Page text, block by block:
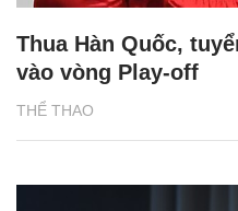
THỂ THAO
Thua Hàn Quốc,
vào vòng Play-off